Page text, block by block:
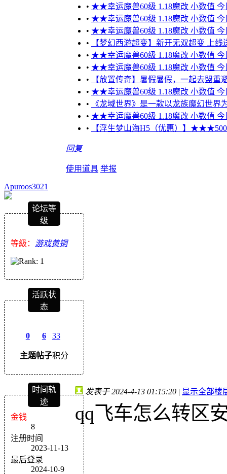
• ★★幸运魔兽60级 1.18魔改 小数值
• ★★幸运魔兽60级 1.18魔改 小数值
• ★★幸运魔兽60级 1.18魔改 小数值
•
【梦幻西游超变】新开无双超变 上线
• ★★幸运魔兽60级 1.18魔改 小数值
• ★★幸运魔兽60级 1.18魔改 小数值
•
【放置传奇】暑假暑假，一起去盟重
• ★★幸运魔兽60级 1.18魔改 小数值
•
《龙域世界》是一款以龙族魔幻世
• ★★幸运魔兽60级 1.18魔改 小数值
•
【浮生梦山海H5（优惠）】
回复
使用道具 举报
Apuroos3021
论坛等
级
等級： 游戏黄铜
活跃状
态
0
主题
6
帖子
33
积分
时间轨
迹
金钱
8
注册时间
2023-11-13
最后登录
2024-10-9
发表于 2024-4-13 01:15:20 | 显示全部楼
qq飞车怎么转区